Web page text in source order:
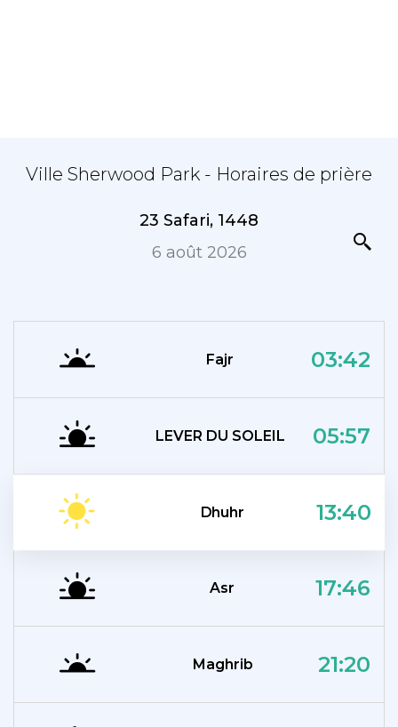
Ville Sherwood Park - Horaires de prière
23 Safari, 1448
6 août 2026
Fajr 03:42
LEVER DU SOLEIL 05:57
Dhuhr 13:40
Asr 17:46
Maghrib 21:20